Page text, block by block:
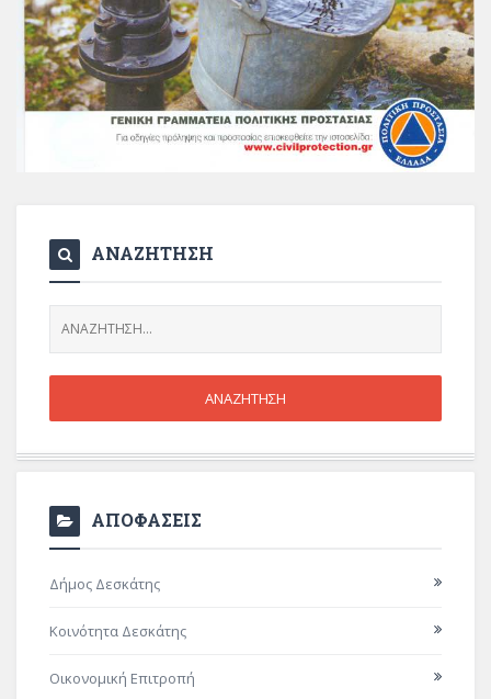
ΑΝΑΖΗΤΗΣΗ
ΑΠΟΦΑΣΕΙΣ
Δήμος Δεσκάτης
Κοινότητα Δεσκάτης
Οικονομική Επιτροπή